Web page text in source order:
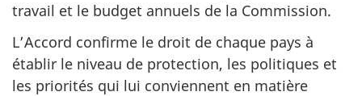
travail et le budget annuels de la Commission.
L’Accord confirme le droit de chaque pays à
établir le niveau de protection, les politiques et
les priorités qui lui conviennent en matière